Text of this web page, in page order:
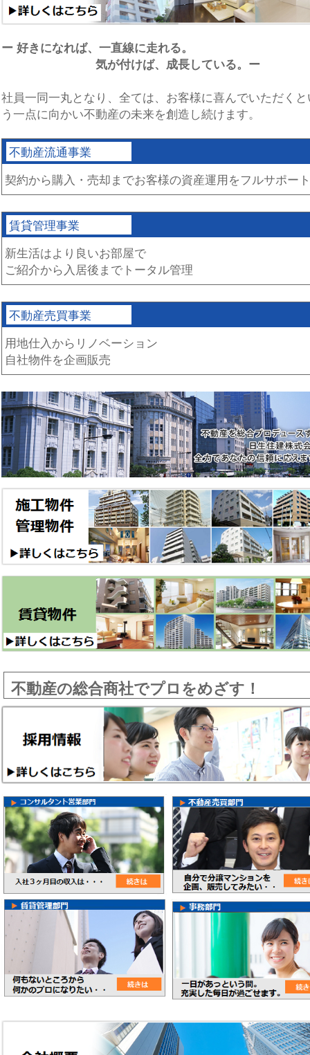
ー 好きになれば、一直線に走れる。
気が付けば、成長している。ー
社員一同一丸となり、全ては、お客様に喜んでいただく
う一点に向かい不動産の未来を創造し続けます。
不動産流通事業
契約から購入・売却までお客様の資産運用をフルサポート
賃貸管理事業
新生活はより良いお部屋で
ご紹介から入居後までトータル管理
不動産売買事業
用地仕入からリノベーション
自社物件を企画販売
不動産の総合商社でプロをめざす！